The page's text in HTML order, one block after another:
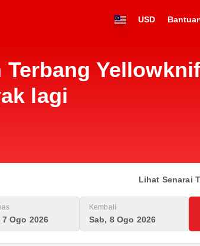
USD
lagi
Lihat Senarai
Ogo 2026
Kembali
Sab, 8 Ogo 2026